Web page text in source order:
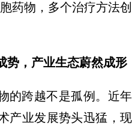
药物，多个治疗方法创
势，产业生态蔚然成形
的跨越不是孤例。近年
产业发展势头迅猛，现